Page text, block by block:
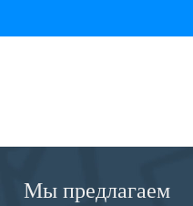
Мы предлагаем